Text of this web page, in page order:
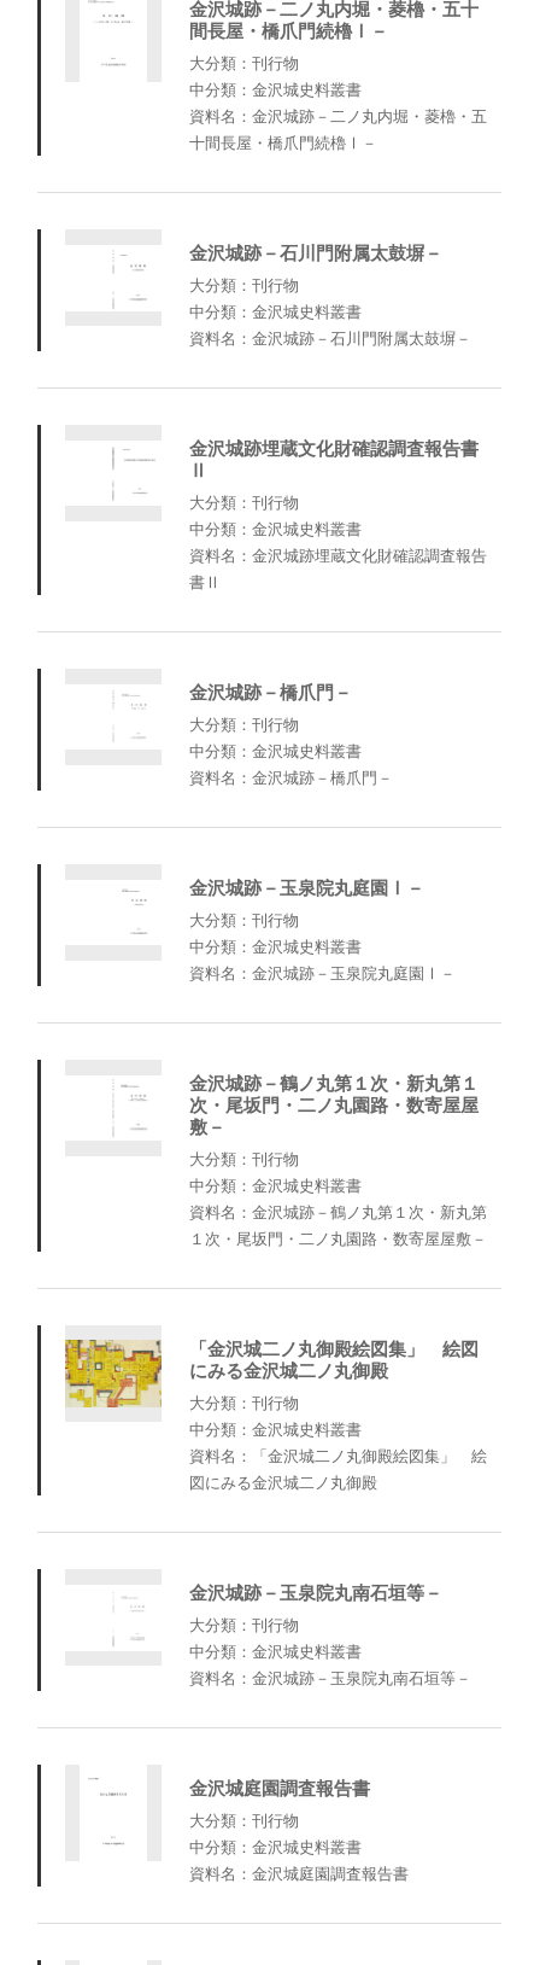
金沢城跡－二ノ丸内堀・菱櫓・五十
間長屋・橋爪門続櫓Ⅰ－
大分類：刊行物
中分類：金沢城史料叢書
資料名：金沢城跡－二ノ丸内堀・菱櫓・五
十間長屋・橋爪門続櫓Ⅰ－
金沢城跡－石川門附属太鼓塀－
大分類：刊行物
中分類：金沢城史料叢書
資料名：金沢城跡－石川門附属太鼓塀－
金沢城跡埋蔵文化財確認調査報告書
Ⅱ
大分類：刊行物
中分類：金沢城史料叢書
資料名：金沢城跡埋蔵文化財確認調査報告
書Ⅱ
金沢城跡－橋爪門－
大分類：刊行物
中分類：金沢城史料叢書
資料名：金沢城跡－橋爪門－
金沢城跡－玉泉院丸庭園Ⅰ－
大分類：刊行物
中分類：金沢城史料叢書
資料名：金沢城跡－玉泉院丸庭園Ⅰ－
金沢城跡－鶴ノ丸第１次・新丸第１
次・尾坂門・二ノ丸園路・数寄屋屋
敷－
大分類：刊行物
中分類：金沢城史料叢書
資料名：金沢城跡－鶴ノ丸第１次・新丸第
１次・尾坂門・二ノ丸園路・数寄屋屋敷－
「金沢城二ノ丸御殿絵図集」 絵図
にみる金沢城二ノ丸御殿
大分類：刊行物
中分類：金沢城史料叢書
資料名：「金沢城二ノ丸御殿絵図集」 絵
図にみる金沢城二ノ丸御殿
金沢城跡－玉泉院丸南石垣等－
大分類：刊行物
中分類：金沢城史料叢書
資料名：金沢城跡－玉泉院丸南石垣等－
金沢城庭園調査報告書
大分類：刊行物
中分類：金沢城史料叢書
資料名：金沢城庭園調査報告書